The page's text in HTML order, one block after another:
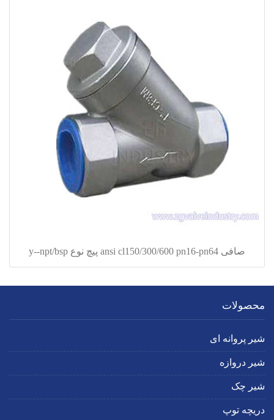
صافی ansi cl150/300/600 pn16-pn64 پیچ نوع y--npt/bsp
محصولات
شیر پروانه ای
شیر دروازه
شیر چک
دریچه توپ